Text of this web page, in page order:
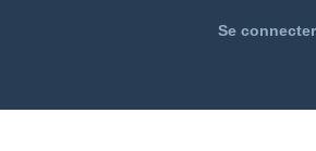
Se connecter